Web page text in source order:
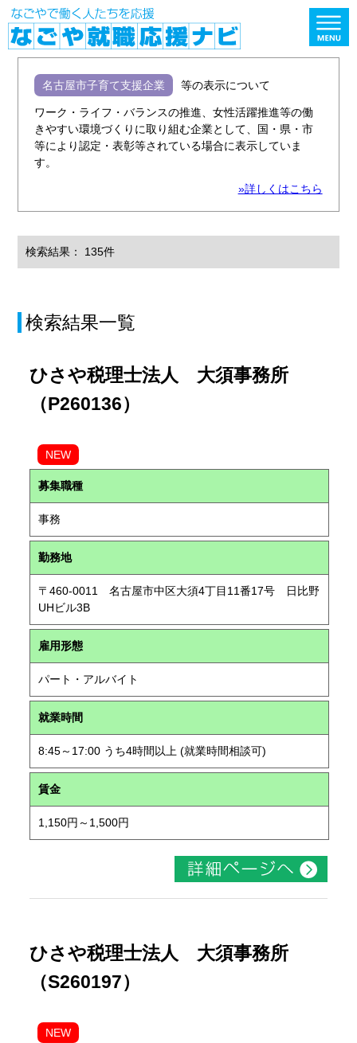
名古屋市子育て支援企業 等の表示について
ワーク・ライフ・バランスの推進、女性活躍推進等の働
きやすい環境づくりに取り組む企業として、国・県・市
等により認定・表彰等されている場合に表示していま
す。
»詳しくはこちら
検索結果： 135件
検索結果一覧
ひさや税理士法人 大須事務所
（P260136）
NEW
募集職種
事務
勤務地
〒460-0011 名古屋市中区大須4丁目11番17号 日比野
UHビル3B
雇用形態
パート・アルバイト
就業時間
8:45～17:00 うち4時間以上 (就業時間相談可)
賃金
1,150円～1,500円
ひさや税理士法人 大須事務所
（S260197）
NEW